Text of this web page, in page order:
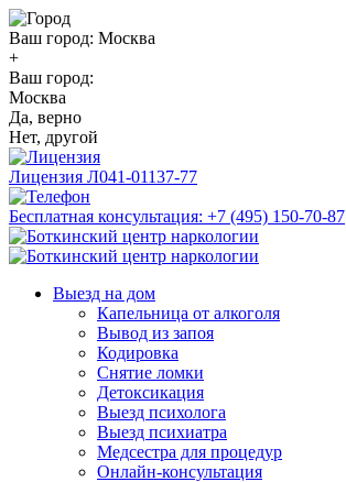
Ваш город: Москва
+
Ваш город:
Москва
Да, верно
Нет, другой
Лицензия Л041-01137-77
Бесплатная консультация: +7 (495) 150-70-87
Выезд на дом
Капельница от алкоголя
Вывод из запоя
Кодировка
Снятие ломки
Детоксикация
Выезд психолога
Выезд психиатра
Медсестра для процедур
Онлайн-консультация